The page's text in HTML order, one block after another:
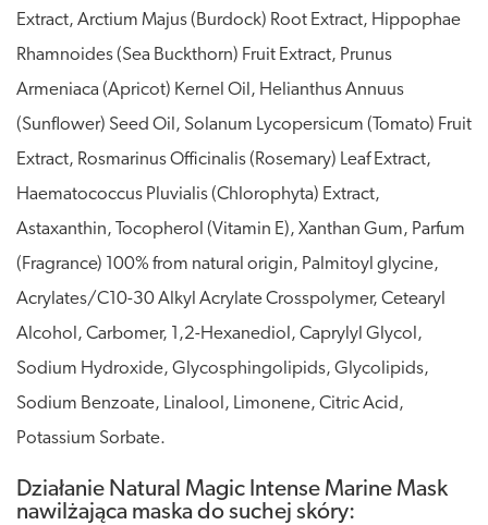
Extract, Arctium Majus (Burdock) Root Extract, Hippophae
Rhamnoides (Sea Buckthorn) Fruit Extract, Prunus
Armeniaca (Apricot) Kernel Oil, Helianthus Annuus
(Sunflower) Seed Oil, Solanum Lycopersicum (Tomato) Fruit
Extract, Rosmarinus Officinalis (Rosemary) Leaf Extract,
Haematococcus Pluvialis (Chlorophyta) Extract,
Astaxanthin, Tocopherol (Vitamin E), Xanthan Gum, Parfum
(Fragrance) 100% from natural origin, Palmitoyl glycine,
Acrylates/C10-30 Alkyl Acrylate Crosspolymer, Cetearyl
Alcohol, Carbomer, 1,2-Hexanediol, Caprylyl Glycol,
Sodium Hydroxide, Glycosphingolipids, Glycolipids,
Sodium Benzoate, Linalool, Limonene, Citric Acid,
Potassium Sorbate.
Działanie Natural Magic Intense Marine Mask
nawilżająca maska do suchej skóry: